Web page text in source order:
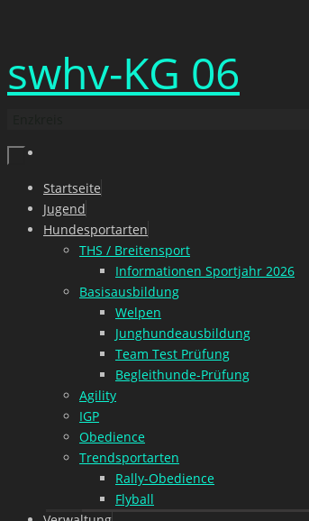
Inhalt
springen
swhv-KG 06
Zum
Inhalt
springen
Startseite
Jugend
Hundesportarten
THS / Breitensport
Informationen Sportjahr 2026
Basisausbildung
Welpen
Junghundeausbildung
Team Test Prüfung
Begleithunde-Prüfung
Agility
IGP
Obedience
Trendsportarten
Rally-Obedience
Flyball